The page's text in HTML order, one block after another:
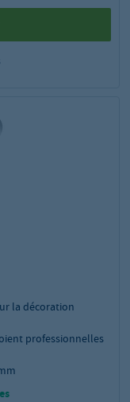
la décoration
professionnelles